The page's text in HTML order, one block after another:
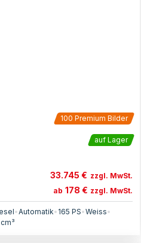
100 Premium Bilder
auf Lager
33.745 € zzgl. MwSt.
ab 178 € zzgl. MwSt.
•Automatik• 165 PS•Weiss•
cm³